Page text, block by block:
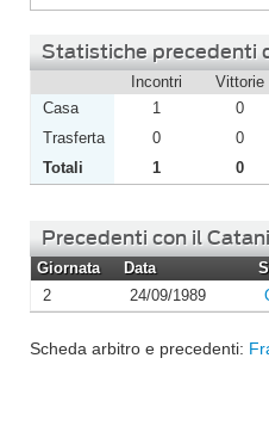
Statistiche precedenti
Incontri Vittorie
Casa
1 0
Trasferta
0 0
Totali
1 0
Precedenti con il
Giornata Data
2
24/09/1989
Scheda arbitro e precedenti: